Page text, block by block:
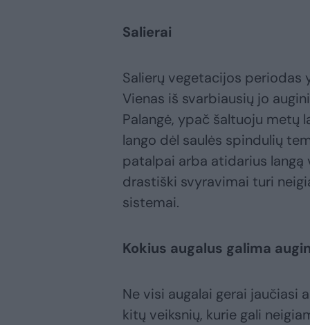
Salierai
Salierų vegetacijos periodas
Vienas iš svarbiausių jo
Palangė, ypač šaltuoju metų
lango dėl saulės spindulių
patalpai arba atidarius langą
drastiški svyravimai turi
sistemai.
Kokius augalus galima
Ne visi augalai gerai jaučiasi
kitų veiksnių, kurie gali